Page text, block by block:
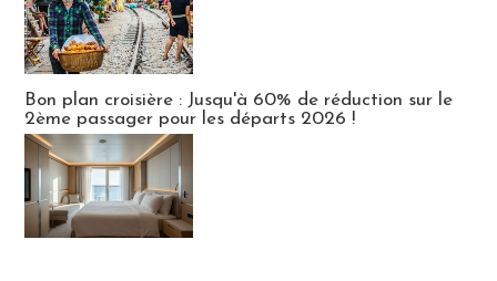
Bon plan croisière : Jusqu'à 60% de réduction sur le
2ème passager pour les départs 2026 !